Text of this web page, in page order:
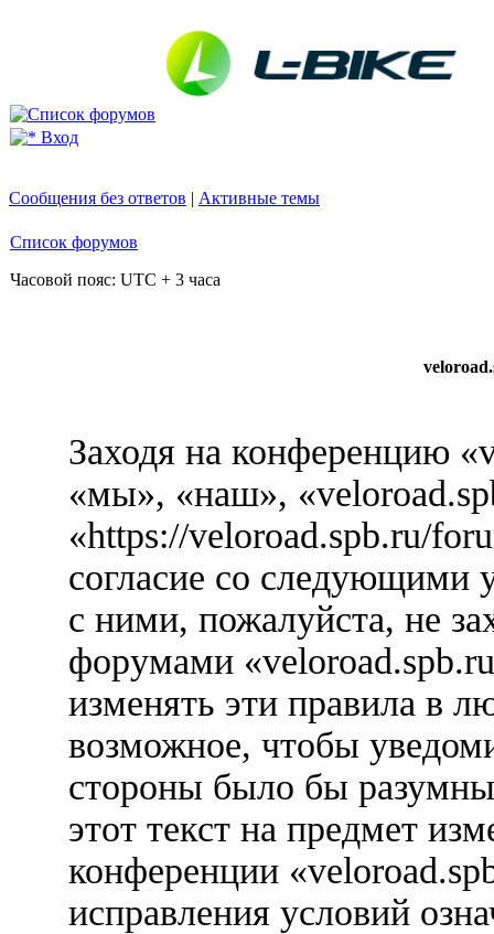
Вход
Сообщения без ответов | Активные темы
Список форумов
Часовой пояс: UTC + 3 часа
Заходя на конференцию
«мы», «наш»,
«https://veloroad.spb.ru/
согласие со следующими
с ними, пожалуйста, не
форумами
изменять эти правила в
возможное, чтобы
стороны было бы
этот текст на предмет
конференции
исправления условий